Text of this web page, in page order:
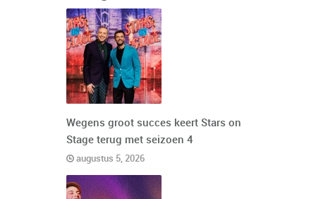
Wegens groot succes keert Stars on
Stage terug met seizoen 4
augustus 5, 2026